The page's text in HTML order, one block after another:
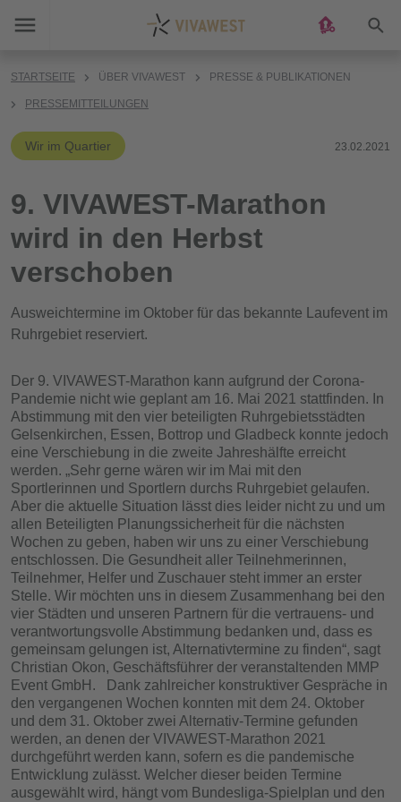
STARTSEITE ÜBER VIVAWEST PRESSE & PUBLIKATIONEN
PRESSEMITTEILUNGEN
Wir im Quartier 23.02.2021
9. VIVAWEST-Marathon
wird in den Herbst
verschoben
Ausweichtermine im Oktober für das bekannte Laufevent im
Ruhrgebiet reserviert.
Der 9. VIVAWEST-Marathon kann aufgrund der Corona-
Pandemie nicht wie geplant am 16. Mai 2021 stattfinden. In
Abstimmung mit den vier beteiligten Ruhrgebietsstädten
Gelsenkirchen, Essen, Bottrop und Gladbeck konnte jedoch
eine Verschiebung in die zweite Jahreshälfte erreicht
werden. „Sehr gerne wären wir im Mai mit den
Sportlerinnen und Sportlern durchs Ruhrgebiet gelaufen.
Aber die aktuelle Situation lässt dies leider nicht zu und um
allen Beteiligten Planungssicherheit für die nächsten
Wochen zu geben, haben wir uns zu einer Verschiebung
entschlossen. Die Gesundheit aller Teilnehmerinnen,
Teilnehmer, Helfer und Zuschauer steht immer an erster
Stelle. Wir möchten uns in diesem Zusammenhang bei den
vier Städten und unseren Partnern für die vertrauens- und
verantwortungsvolle Abstimmung bedanken und, dass es
gemeinsam gelungen ist, Alternativtermine zu finden“, sagt
Christian Okon, Geschäftsführer der veranstaltenden MMP
Event GmbH. Dank zahlreicher konstruktiver Gespräche in
den vergangenen Wochen konnten mit dem 24. Oktober
und dem 31. Oktober zwei Alternativ-Termine gefunden
werden, an denen der VIVAWEST-Marathon 2021
durchgeführt werden kann, sofern es die pandemische
Entwicklung zulässt. Welcher dieser beiden Termine
ausgewählt wird, hängt vom Bundesliga-Spielplan und den